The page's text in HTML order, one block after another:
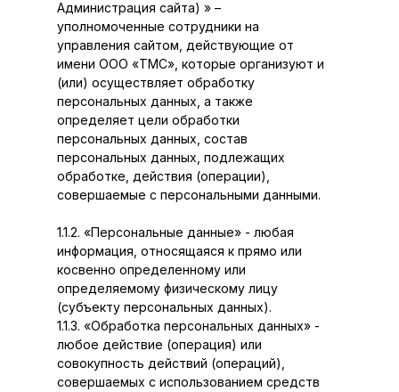
Администрация сайта) » –
уполномоченные сотрудники на
управления сайтом, действующие от
имени ООО «ТМС», которые организуют и
(или) осуществляет обработку
персональных данных, а также
определяет цели обработки
персональных данных, состав
персональных данных, подлежащих
обработке, действия (операции),
совершаемые с персональными данными.
1.1.2. «Персональные данные» - любая
информация, относящаяся к прямо или
косвенно определенному или
определяемому физическому лицу
(субъекту персональных данных).
1.1.3. «Обработка персональных данных» -
любое действие (операция) или
совокупность действий (операций),
совершаемых с использованием средств